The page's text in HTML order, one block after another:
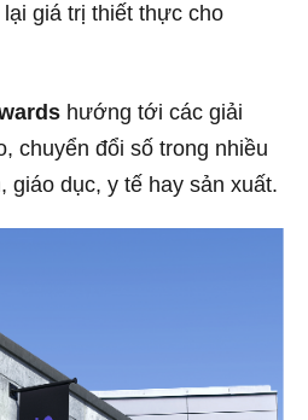
giá trị thiết thực cho
hướng tới các giải
chuyển đổi số trong nhiều
giáo dục, y tế hay sản xuất.